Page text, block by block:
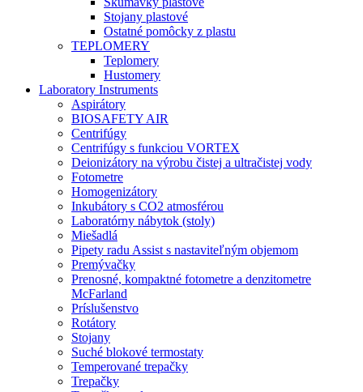
Stojany plastové
Ostatné pomôcky z plastu
TEPLOMERY
Teplomery
Hustomery
Laboratory Instruments
Aspirátory
BIOSAFETY AIR
Centrifúgy
Centrifúgy s funkciou VORTEX
Deionizátory na výrobu čistej a ultračistej vody
Fotometre
Homogenizátory
Inkubátory s CO2 atmosférou
Laboratórny nábytok (stoly)
Miešadlá
Pipety radu Assist s nastaviteľným objemom
Premývačky
Prenosné, kompaktné fotometre a denzitometre
McFarland
Príslušenstvo
Rotátory
Stojany
Suché blokové termostaty
Temperované trepačky
Trepačky